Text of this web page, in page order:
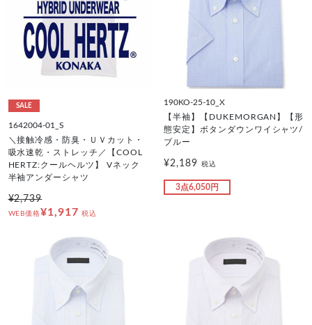
SALE
1642004-01_S
＼接触冷感・防臭・ＵＶカット・
吸水速乾・ストレッチ／【COOL
HERTZ:クールヘルツ】 Vネック
半袖アンダーシャツ
¥2,739
WEB価格¥1,917 税込
190KO-25-10_X
【半袖】【DUKEMORGAN】【形
態安定】ボタンダウンワイシャツ/
ブルー
¥2,189 税込
3点6,050円